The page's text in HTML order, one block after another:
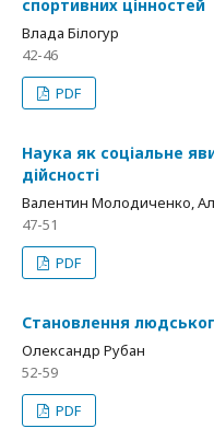
спортивних цінностей
Влада Білогур
42-46
PDF
Наука як соціальне
дійсності
Валентин Молодиченко,
47-51
PDF
Становлення
Олександр Рубан
52-59
PDF